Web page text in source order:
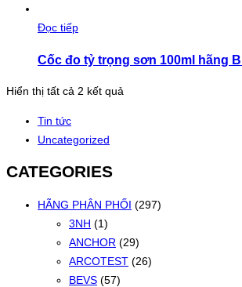
Đọc tiếp
Cốc đo tỷ trọng sơn 100ml hãng
Hiển thị tất cả 2 kết quả
Tin tức
Uncategorized
CATEGORIES
HÃNG PHÂN PHỐI (297)
3NH (1)
ANCHOR (29)
ARCOTEST (26)
BEVS (57)